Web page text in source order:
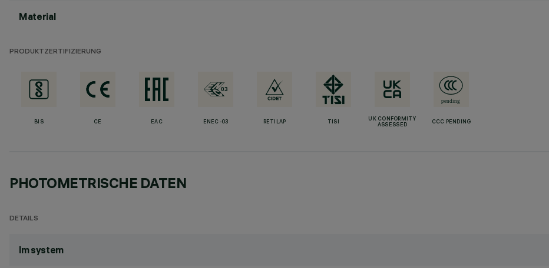
Material
PRODUKTZERTIFIZIERUNG
BIS CE EAC ENEC-03 RETILAP TISI
UK CONFORMITY
ASSESSED
CCC PENDING
PHOTOMETRISCHE DATEN
DETAILS
lm system